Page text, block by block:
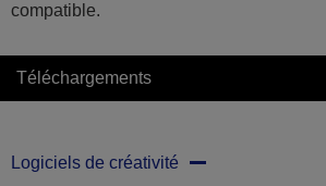
compatible.
Téléchargements
Logiciels de créativité